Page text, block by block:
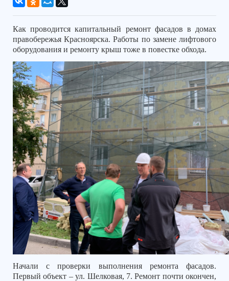
Как проводится капитальный ремонт фасадов в домах
правобережья Красноярска. Работы по замене лифтового
оборудования и ремонту крыш тоже в повестке обхода.
Начали с проверки выполнения ремонта фасадов.
Первый объект – ул. Шелковая, 7. Ремонт почти окончен,